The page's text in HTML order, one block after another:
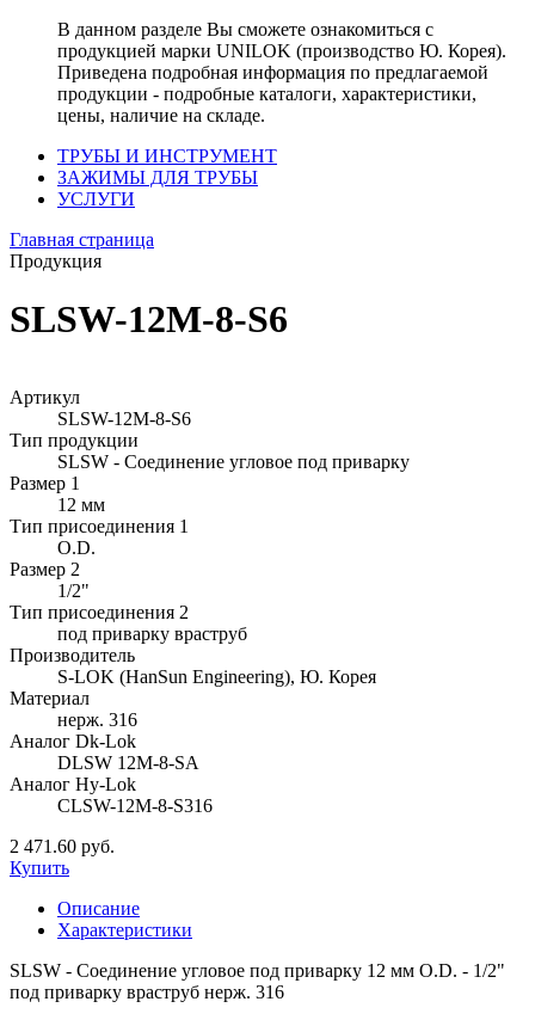
В данном разделе Вы сможете ознакомиться с
продукцией марки UNILOK (производство Ю. Корея).
Приведена подробная информация по предлагаемой
продукции - подробные каталоги, характеристики,
цены, наличие на складе.
ТРУБЫ И ИНСТРУМЕНТ
ЗАЖИМЫ ДЛЯ ТРУБЫ
УСЛУГИ
Главная страница
Продукция
SLSW-12M-8-S6
Артикул
SLSW-12M-8-S6
Тип продукции
SLSW - Соединение угловое под приварку
Размер 1
12 мм
Тип присоединения 1
O.D.
Размер 2
1/2"
Тип присоединения 2
под приварку враструб
Производитель
S-LOK (HanSun Engineering), Ю. Корея
Материал
нерж. 316
Аналог Dk-Lok
DLSW 12M-8-SA
Аналог Hy-Lok
CLSW-12M-8-S316
2 471.60 руб.
Купить
Описание
Характеристики
SLSW - Соединение угловое под приварку 12 мм O.D. - 1/2"
под приварку враструб нерж. 316